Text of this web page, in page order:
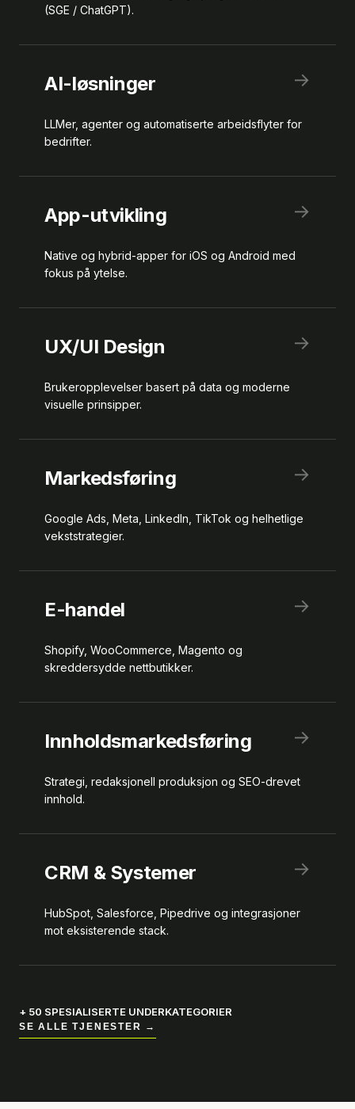
(SGE / ChatGPT).
AI-løsninger →
LLMer, agenter og automatiserte arbeidsflyter for
bedrifter.
App-utvikling →
Native og hybrid-apper for iOS og Android med
fokus på ytelse.
UX/UI Design →
Brukeropplevelser basert på data og moderne
visuelle prinsipper.
Markedsføring →
Google Ads, Meta, LinkedIn, TikTok og helhetlige
vekststrategier.
E-handel →
Shopify, WooCommerce, Magento og
skreddersydde nettbutikker.
Innholdsmarkedsføring →
Strategi, redaksjonell produksjon og SEO-drevet
innhold.
CRM & Systemer →
HubSpot, Salesforce, Pipedrive og integrasjoner
mot eksisterende stack.
+ 50 SPESIALISERTE UNDERKATEGORIER
SE ALLE TJENESTER →